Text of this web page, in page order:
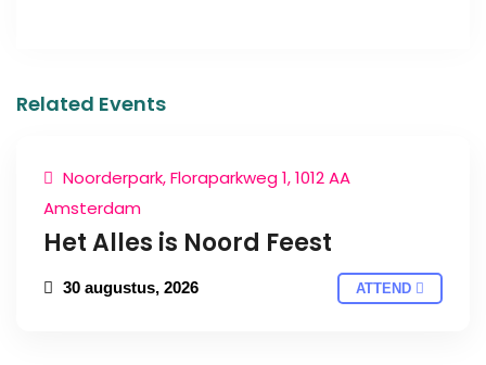
Related Events
Noorderpark, Floraparkweg 1, 1012 AA
Amsterdam
Het Alles is Noord Feest
30 augustus, 2026 ATTEND